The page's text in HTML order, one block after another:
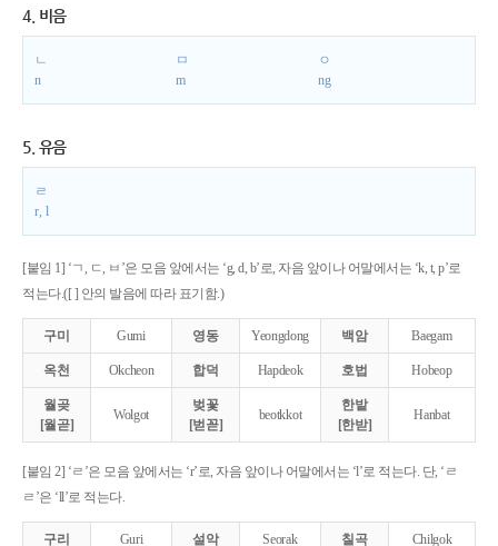
4. 비음
ㄴ
n
ㅁ
m
ㅇ
ng
5. 유음
ㄹ
r, l
[붙임 1] ‘ㄱ, ㄷ, ㅂ’은 모음 앞에서는 ‘g, d, b’로, 자음 앞이나 어말에서는 ‘k, t, p’로
적는다.([ ] 안의 발음에 따라 표기함.)
구미 Gumi 영동 Yeongdong 백암 Baegam
옥천 Okcheon 합덕 Hapdeok 호법 Hobeop
월곶
[월곧]
Wolgot
벚꽃
[벋꼳]
beotkkot
한밭
[한받]
Hanbat
[붙임 2] ‘ㄹ’은 모음 앞에서는 ‘r’로, 자음 앞이나 어말에서는 ‘l’로 적는다. 단, ‘ㄹ
ㄹ’은 ‘ll’로 적는다.
구리 Guri 설악 Seorak 칠곡 Chilgok